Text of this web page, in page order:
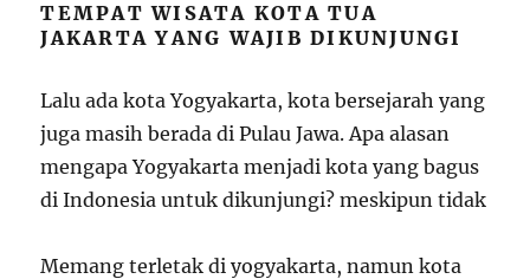
TEMPAT WISATA KOTA TUA
JAKARTA YANG WAJIB DIKUNJUNGI
Lalu ada kota Yogyakarta, kota bersejarah yang
juga masih berada di Pulau Jawa. Apa alasan
mengapa Yogyakarta menjadi kota yang bagus
di Indonesia untuk dikunjungi? meskipun tidak
Memang terletak di yogyakarta, namun kota